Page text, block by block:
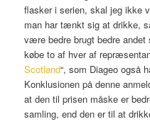
flasker i serien, skal jeg ikke
man har tænkt sig at drikke,
være bedre brugt bedre
købe to af hver af
Scotland“, som Diageo også
Konklusionen på denne
at den til prisen måske er
samling, end den er til at